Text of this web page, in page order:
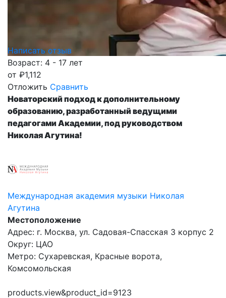
Написать отзыв
Возраст: 4 - 17 лет
от ₽1,112
Отложить Сравнить
Новаторский подход к дополнительному
образованию, разработанный ведущими
педагогами Академии, под руководством
Николая Агутина!
Международная академия музыки Николая
Агутина
Местоположение
Адрес: г. Москва, ул. Садовая-Спасская 3 корпус 2
Округ: ЦАО
Метро: Сухаревская, Красные ворота,
Комсомольская
products.view&product_id=9123